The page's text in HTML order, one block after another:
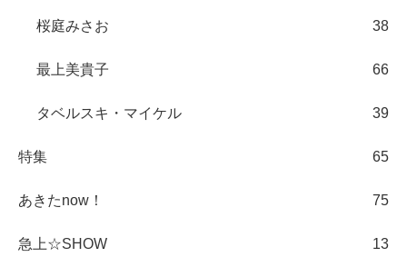
桜庭みさお 38
最上美貴子 66
タベルスキ・マイケル 39
特集 65
あきたnow！ 75
急上☆SHOW 13